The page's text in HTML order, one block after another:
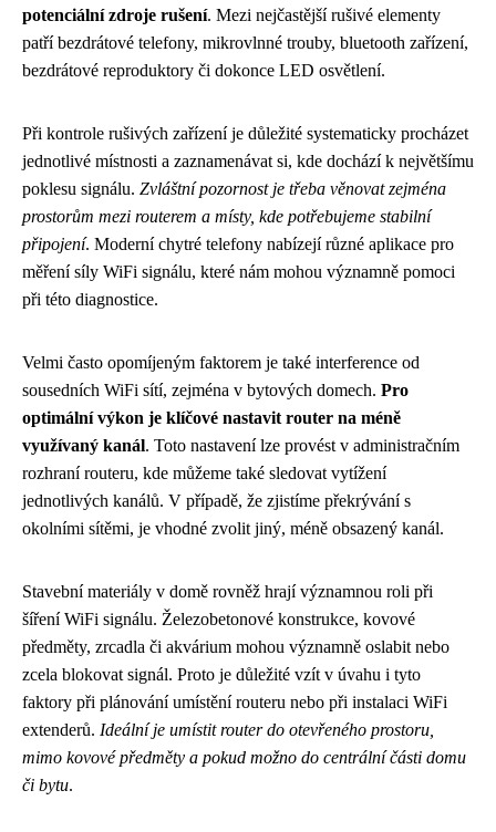
potenciální zdroje rušení. Mezi nejčastější rušivé elementy
patří bezdrátové telefony, mikrovlnné trouby, bluetooth zařízení,
bezdrátové reproduktory či dokonce LED osvětlení.
Při kontrole rušivých zařízení je důležité systematicky procházet
jednotlivé místnosti a zaznamenávat si, kde dochází k největšímu
poklesu signálu. Zvláštní pozornost je třeba věnovat zejména
prostorům mezi routerem a místy, kde potřebujeme stabilní
připojení. Moderní chytré telefony nabízejí různé aplikace pro
měření síly WiFi signálu, které nám mohou významně pomoci
při této diagnostice.
Velmi často opomíjeným faktorem je také interference od
sousedních WiFi sítí, zejména v bytových domech. Pro
optimální výkon je klíčové nastavit router na méně
využívaný kanál. Toto nastavení lze provést v administračním
rozhraní routeru, kde můžeme také sledovat vytížení
jednotlivých kanálů. V případě, že zjistíme překrývání s
okolními sítěmi, je vhodné zvolit jiný, méně obsazený kanál.
Stavební materiály v domě rovněž hrají významnou roli při
šíření WiFi signálu. Železobetonové konstrukce, kovové
předměty, zrcadla či akvárium mohou významně oslabit nebo
zcela blokovat signál. Proto je důležité vzít v úvahu i tyto
faktory při plánování umístění routeru nebo při instalaci WiFi
extenderů. Ideální je umístit router do otevřeného prostoru,
mimo kovové předměty a pokud možno do centrální části domu
či bytu.